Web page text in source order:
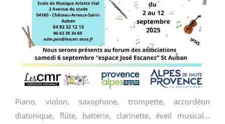
Piano, violon, saxophone, trompette, accordéon
diatonique, flûte, batterie, clarinette, éveil musical…